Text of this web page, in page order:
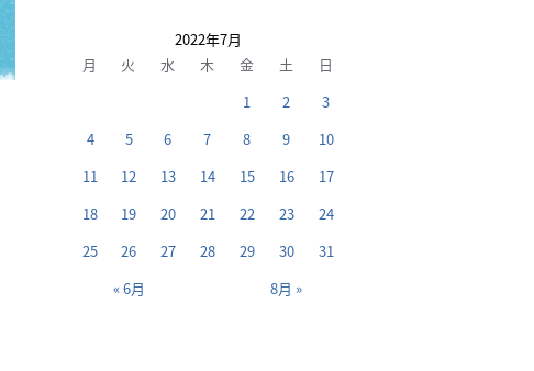
2022年7月
月
火 水 木 金 土 日
« 6月 8月 »
1 2
3
4
5 6 7 8 9
10
11
12 13 14 15 16
17
18
19 20 21 22 23
24
25
26 27 28 29 30 31